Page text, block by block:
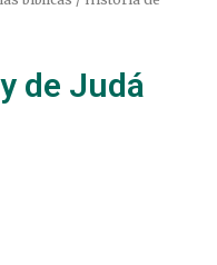
de Judá